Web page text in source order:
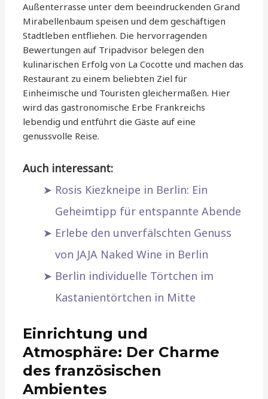
Außenterrasse unter dem beeindruckenden Grand
Mirabellenbaum speisen und dem geschäftigen
Stadtleben entfliehen. Die hervorragenden
Bewertungen auf Tripadvisor belegen den
kulinarischen Erfolg von La Cocotte und machen das
Restaurant zu einem beliebten Ziel für
Einheimische und Touristen gleichermaßen. Hier
wird das gastronomische Erbe Frankreichs
lebendig und entführt die Gäste auf eine
genussvolle Reise.
Auch interessant:
Rosis Kiezkneipe in Berlin: Ein
Geheimtipp für entspannte Abende
Erlebe den unverfälschten Genuss
von JAJA Naked Wine in Berlin
Berlin individuelle Törtchen im
Kastanientörtchen in Mitte
Einrichtung und
Atmosphäre: Der Charme
des französischen
Ambientes